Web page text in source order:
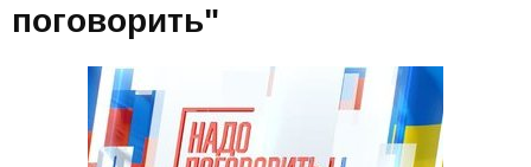
поговорить"